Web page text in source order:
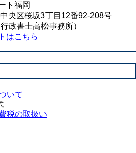
ト福岡
区桜坂3丁目12番92-208号
政書士高松事務所）
はこちら
いて
税の取扱い